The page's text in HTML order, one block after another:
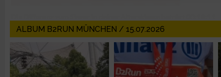
ALBUM B2RUN MÜNCHEN / 15.07.2026